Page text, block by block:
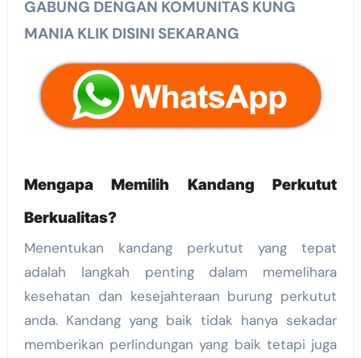
GABUNG DENGAN KOMUNITAS KUNG
MANIA KLIK DISINI SEKARANG
Mengapa Memilih Kandang Perkutut
Berkualitas?
Menentukan kandang perkutut yang tepat
adalah langkah penting dalam memelihara
kesehatan dan kesejahteraan burung perkutut
anda. Kandang yang baik tidak hanya sekadar
memberikan perlindungan yang baik tetapi juga